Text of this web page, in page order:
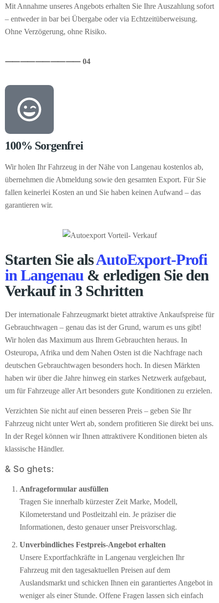
Mit Annahme unseres Angebots erhalten Sie Ihre Auszahlung sofort
– entweder in bar bei Übergabe oder via Echtzeitüberweisung.
Ohne Verzögerung, ohne Risiko.
⸺⸺⸺⸺⸺ 04
100% Sorgenfrei
Wir holen Ihr Fahrzeug in der Nähe von Langenau kostenlos ab,
übernehmen die Abmeldung sowie den gesamten Export. Für Sie
fallen keinerlei Kosten an und Sie haben keinen Aufwand – das
garantieren wir.
Starten Sie alsAutoExport-Profi
in Langenau & erledigen Sie den
Verkauf in 3 Schritten
Der internationale Fahrzeugmarkt bietet attraktive Ankaufspreise für
Gebrauchtwagen – genau das ist der Grund, warum es uns gibt!
Wir holen das Maximum aus Ihrem Gebrauchten heraus. In
Osteuropa, Afrika und dem Nahen Osten ist die Nachfrage nach
deutschen Gebrauchtwagen besonders hoch. In diesen Märkten
haben wir über die Jahre hinweg ein starkes Netzwerk aufgebaut,
um für Fahrzeuge aller Art besonders gute Konditionen zu erzielen.
Verzichten Sie nicht auf einen besseren Preis – geben Sie Ihr
Fahrzeug nicht unter Wert ab, sondern profitieren Sie direkt bei uns.
In der Regel können wir Ihnen attraktivere Konditionen bieten als
klassische Händler.
& So ghets:
Anfrageformular ausfüllen
Tragen Sie innerhalb kürzester Zeit Marke, Modell,
Kilometerstand und Postleitzahl ein. Je präziser die
Informationen, desto genauer unser Preisvorschlag.
Unverbindliches Festpreis-Angebot erhalten
Unsere Exportfachkräfte in Langenau vergleichen Ihr
Fahrzeug mit den tagesaktuellen Preisen auf dem
Auslandsmarkt und schicken Ihnen ein garantiertes Angebot in
weniger als einer Stunde. Offene Fragen lassen sich einfach